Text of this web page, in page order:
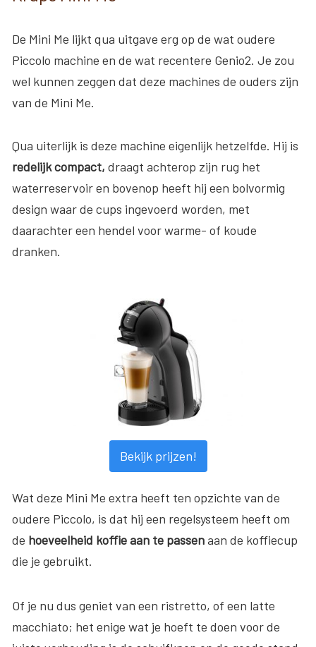
De Mini Me lijkt qua uitgave erg op de wat oudere
Piccolo machine en de wat recentere Genio2. Je zou
wel kunnen zeggen dat deze machines de ouders zijn
van de Mini Me.
Qua uiterlijk is deze machine eigenlijk hetzelfde. Hij is
redelijk compact, draagt achterop zijn rug het
waterreservoir en bovenop heeft hij een bolvormig
design waar de cups ingevoerd worden, met
daarachter een hendel voor warme- of koude
dranken.
Bekijk prijzen!
Wat deze Mini Me extra heeft ten opzichte van de
oudere Piccolo, is dat hij een regelsysteem heeft om
de hoeveelheid koffie aan te passenaan de koffiecup
die je gebruikt.
Of je nu dus geniet van een ristretto, of een latte
macchiato; het enige wat je hoeft te doen voor de